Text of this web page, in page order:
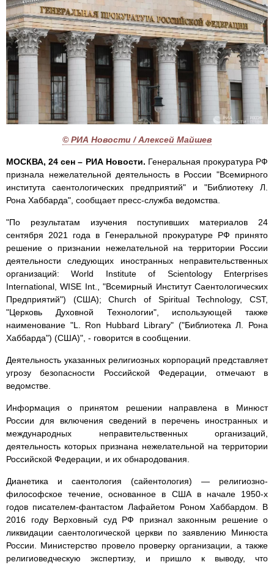
© РИА Новости / Алексей Майшев
МОСКВА, 24 сен – РИА Новости. Генеральная прокуратура РФ
признала нежелательной деятельность в России "Всемирного
института саентологических предприятий" и "Библиотеку Л.
Рона Хаббарда", сообщает пресс-служба ведомства.
"По результатам изучения поступивших материалов 24
сентября 2021 года в Генеральной прокуратуре РФ принято
решение о признании нежелательной на территории России
деятельности следующих иностранных неправительственных
организаций: World Institute of Scientology Enterprises
International, WISE Int., "Всемирный Институт Саентологических
Предприятий") (США); Church of Spiritual Technology, CST,
"Церковь Духовной Технологии", использующей также
наименование "L. Ron Hubbard Library" ("Библиотека Л. Рона
Хаббарда") (США)", - говорится в сообщении.
Деятельность указанных религиозных корпораций представляет
угрозу безопасности Российской Федерации, отмечают в
ведомстве.
Информация о принятом решении направлена в Минюст
России для включения сведений в перечень иностранных и
международных неправительственных организаций,
деятельность которых признана нежелательной на территории
Российской Федерации, и их обнародования.
Дианетика и саентология (сайентология) — религиозно-
философское течение, основанное в США в начале 1950-х
годов писателем-фантастом Лафайетом Роном Хаббардом. В
2016 году Верховный суд РФ признал законным решение о
ликвидации саентологической церкви по заявлению Минюста
России. Министерство провело проверку организации, а также
религиоведческую экспертизу, и пришло к выводу, что